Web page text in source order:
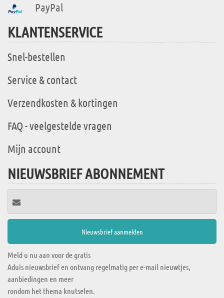
PayPal
KLANTENSERVICE
Snel-bestellen
Service & contact
Verzendkosten & kortingen
FAQ - veelgestelde vragen
Mijn account
NIEUWSBRIEF ABONNEMENT
Meld u nu aan voor de gratis
Aduis nieuwsbrief en ontvang regelmatig per e-mail nieuwtjes,
aanbiedingen en meer
rondom het thema knutselen.